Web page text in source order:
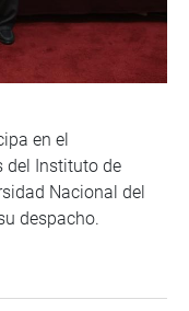
en el
del Instituto de
Nacional del
despacho.